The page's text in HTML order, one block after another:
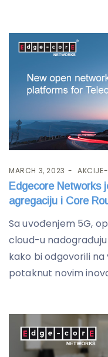
MARCH 3, 2023
Edgecore Networks
agregaciju i Core
Sa uvođenjem 5G,
cloud-u
kako bi odgovorili
potaknut novim